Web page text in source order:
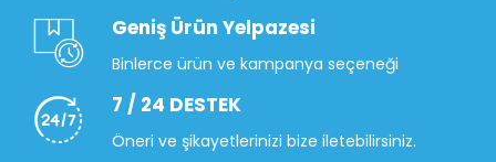
Geniş Ürün Yelpazesi
Binlerce ürün ve kampanya seçeneği
7 / 24 DESTEK
Öneri ve şikayetlerinizi bize iletebilirsiniz.